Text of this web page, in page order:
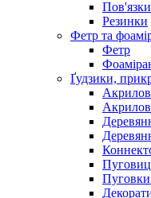
Пов'язки
Резинки
Фетр та
Фетр
Ґудзики,